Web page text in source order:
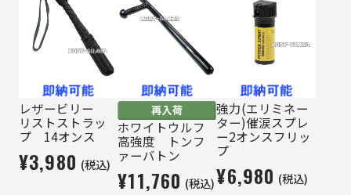
レザービリー
リストストラッ
プ 14オンス
¥3,980 (税込)
ホワイトウルフ
高強度 トンフ
ァーバトン
¥11,760 (税込)
強力(エリミネー
ター)催涙スプレ
ー2オンスフリッ
プ
¥6,980 (税込)